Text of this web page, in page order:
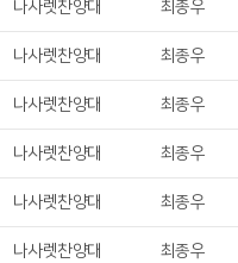
나사렛찬양대 최종우
나사렛찬양대 최종우
나사렛찬양대 최종우
나사렛찬양대 최종우
나사렛찬양대 최종우
나사렛찬양대 최종우